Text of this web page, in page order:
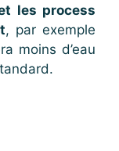
les process
, par exemple
moins d’eau